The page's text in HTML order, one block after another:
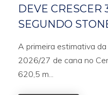
DEVE CRESCER
SEGUNDO
A primeira estimativa
2026/27 de cana no
620,5 m...